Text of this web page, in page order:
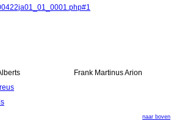
Frank Martinus Arion
naar boven